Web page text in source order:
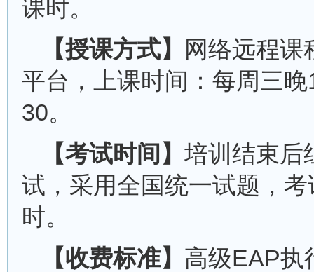
课时。
【授课方式】
网络远程课
平台，上课时间：每周三
30。
【考试时间】 培训结束后
试，采用全国统一试题，
时。
【收费标准】 高级EAP执